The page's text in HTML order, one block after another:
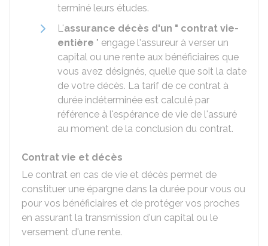
terminé leurs études.
L'assurance décès d'un " contrat vie-
entière " engage l'assureur à verser un
capital ou une rente aux bénéficiaires que
vous avez désignés, quelle que soit la date
de votre décès. La tarif de ce contrat à
durée indéterminée est calculé par
référence à l'espérance de vie de l'assuré
au moment de la conclusion du contrat.
Contrat vie et décès
Le contrat en cas de vie et décès permet de
constituer une épargne dans la durée pour vous ou
pour vos bénéficiaires et de protéger vos proches
en assurant la transmission d'un capital ou le
versement d'une rente.